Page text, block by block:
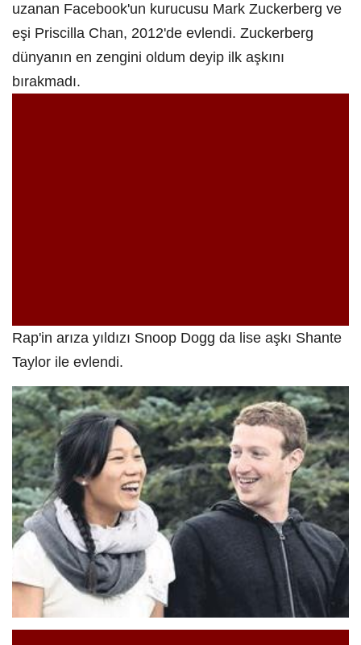
uzanan Facebook'un kurucusu Mark Zuckerberg ve
eşi Priscilla Chan, 2012'de evlendi. Zuckerberg
dünyanın en zengini oldum deyip ilk aşkını
bırakmadı.
Rap'in arıza yıldızı Snoop Dogg da lise aşkı Shante
Taylor ile evlendi.